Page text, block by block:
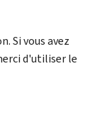
Si vous avez
d'utiliser le